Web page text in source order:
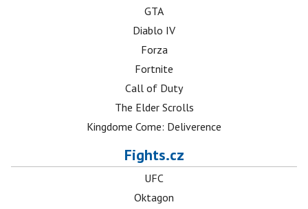
GTA
Diablo IV
Forza
Fortnite
Call of Duty
The Elder Scrolls
Kingdome Come: Deliverence
Fights.cz
UFC
Oktagon